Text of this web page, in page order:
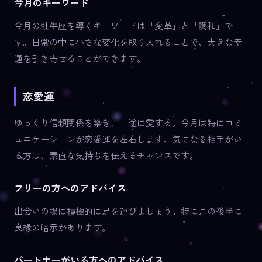
今月の牡牛座を導くキーワードは「変革」と「調和」で
す。日常の中に小さな変化を取り入れることで、大きな幸
運を引き寄せることができます。
恋愛運
ゆっくり信頼関係を築き、一途に愛する。今月は特にコミ
ュニケーションが恋愛運を左右します。気になる相手がい
る方は、素直な気持ちを伝えるチャンスです。
フリーの方へのアドバイス
出会いの場に積極的に足を運びましょう。特に月の後半に
良縁の暗示があります。